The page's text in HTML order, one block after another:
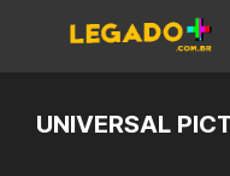
UNIVERSAL